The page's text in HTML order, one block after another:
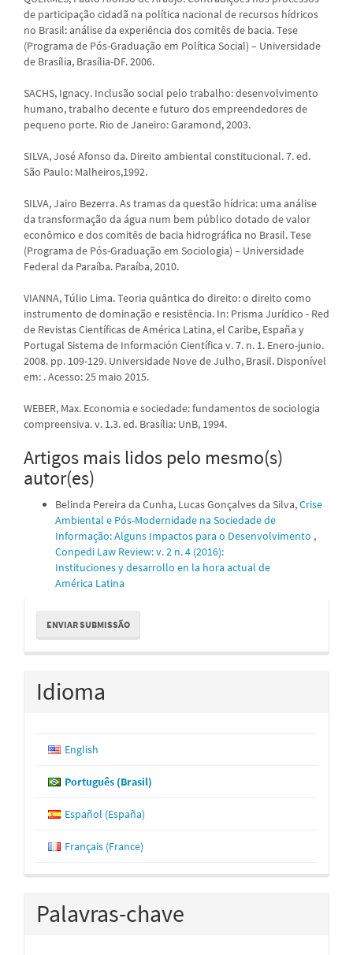
de participação cidadã na política nacional de recursos hídricos
no Brasil: análise da experiência dos comitês de bacia. Tese
(Programa de Pós-Graduação em Política Social) – Universidade
de Brasília, Brasília-DF. 2006.
SACHS, Ignacy. Inclusão social pelo trabalho: desenvolvimento
humano, trabalho decente e futuro dos empreendedores de
pequeno porte. Rio de Janeiro: Garamond, 2003.
SILVA, José Afonso da. Direito ambiental constitucional. 7. ed.
São Paulo: Malheiros,1992.
SILVA, Jairo Bezerra. As tramas da questão hídrica: uma análise
da transformação da água num bem público dotado de valor
econômico e dos comitês de bacia hidrográfica no Brasil. Tese
(Programa de Pós-Graduação em Sociologia) – Universidade
Federal da Paraíba. Paraíba, 2010.
VIANNA, Túlio Lima. Teoria quântica do direito: o direito como
instrumento de dominação e resistência. In: Prisma Jurídico - Red
de Revistas Científicas de América Latina, el Caribe, España y
Portugal Sistema de Información Científica v. 7. n. 1. Enero-junio.
2008. pp. 109-129. Universidade Nove de Julho, Brasil. Disponível
em: . Acesso: 25 maio 2015.
WEBER, Max. Economia e sociedade: fundamentos de sociologia
compreensiva. v. 1.3. ed. Brasília: UnB, 1994.
Artigos mais lidos pelo mesmo(s)
autor(es)
Belinda Pereira da Cunha, Lucas Gonçalves da Silva,Crise
Ambiental e Pós-Modernidade na Sociedade de
Informação: Alguns Impactos para o Desenvolvimento ,
Conpedi Law Review: v. 2 n. 4 (2016):
Instituciones y desarrollo en la hora actual de
América Latina
Enviar
Submissão
ENVIAR SUBMISSÃO
Idioma
English
Português (Brasil)
Español (España)
Français (France)
Palavras-chave